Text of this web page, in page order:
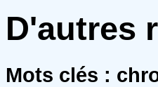
D'autres
Mots clés :